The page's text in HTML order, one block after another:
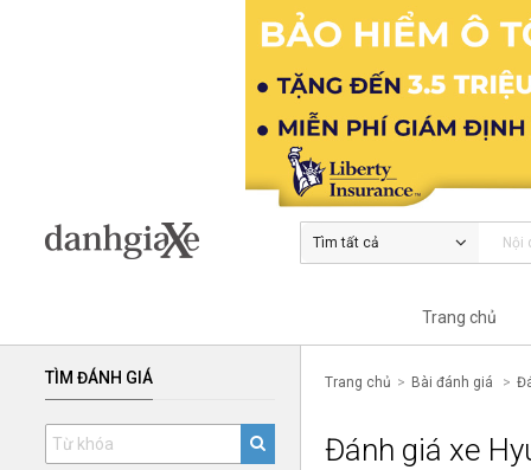
Tìm tất cả
Trang chủ
TÌM ĐÁNH GIÁ Trang chủ Bài đánh giá
Đánh giá xe